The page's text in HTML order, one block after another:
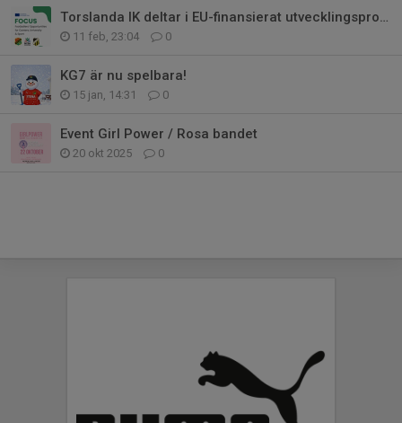
Torslanda IK deltar i EU-finansierat utvecklingsprojekt – FOCUS
11 feb, 23:04 0
KG7 är nu spelbara!
15 jan, 14:31 0
Event Girl Power / Rosa bandet
20 okt 2025 0